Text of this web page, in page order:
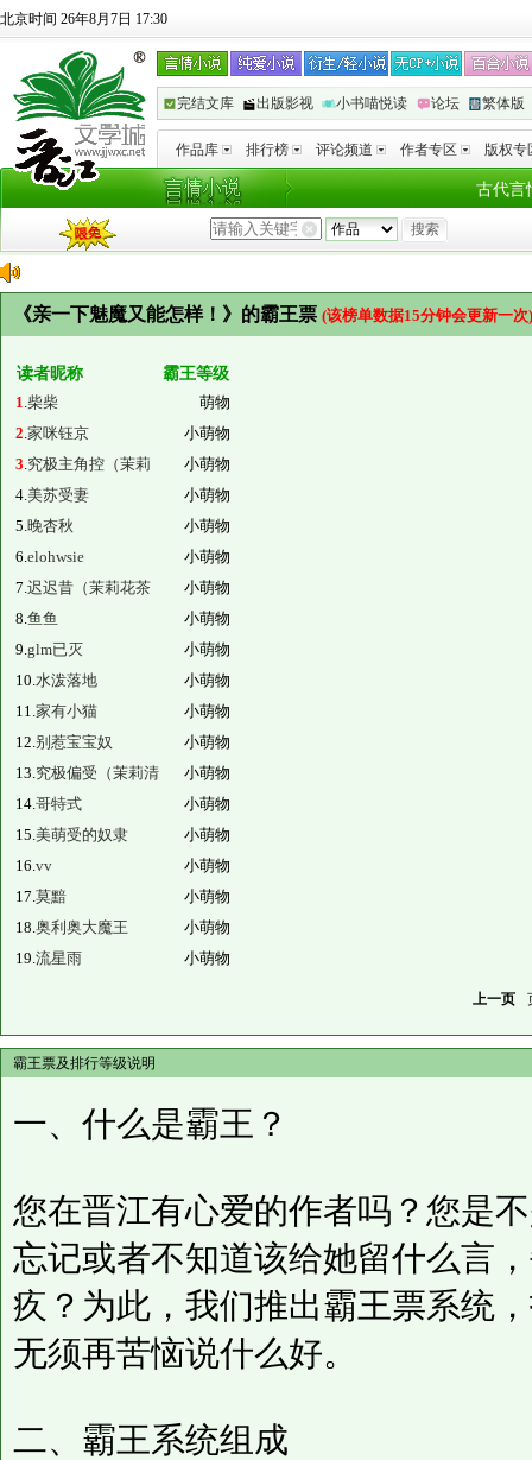
北京时间 26年8月7日 17:30
完结文库 出版影视 小书喵悦读 论坛 繁体版
作品库 排行榜 评论频道 作者专区 版权专
古代言
《亲一下魅魔又能怎样！》的霸王票 (该榜单数据15分钟会更新一次)
读者昵称
霸王等级
1.柴柴
萌物
2.家咪钰京
小萌物
3.究极主角控（茉莉
小萌物
4.美苏受妻
小萌物
5.晚杏秋
小萌物
6.elohwsie
小萌物
7.迟迟昔（茉莉花茶
小萌物
8.鱼鱼
小萌物
9.glm已灭
小萌物
10.水泼落地
小萌物
11.家有小猫
小萌物
12.别惹宝宝奴
小萌物
13.究极偏受（茉莉清
小萌物
14.哥特式
小萌物
15.美萌受的奴隶
小萌物
16.vv
小萌物
17.莫黯
小萌物
18.奥利奥大魔王
小萌物
19.流星雨 小萌物
上一页
霸王票及排行等级说明
一、什么是霸王？
您在晋江有心爱的作者吗？您是
忘记或者不知道该给她留什么言
疚？为此，我们推出霸王票系统
无须再苦恼说什么好。
二、霸王系统组成